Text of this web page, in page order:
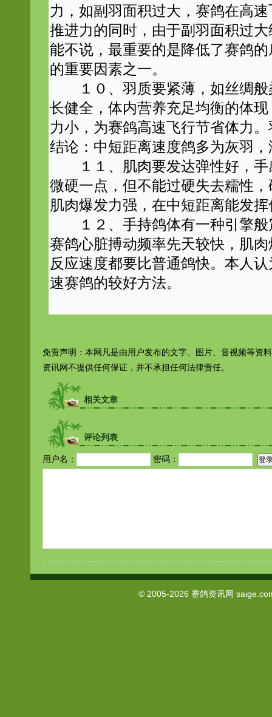
力，如副羽面积过大，赛鸽在高
推进力的同时，由于副羽面积过
能不说，最重要的是降低了赛鸽
的重要因素之一。
１０、羽质要紧薄，如丝绸般
长健全，体内营养充足均衡的体
力小，为赛鸽高速飞行节省体力
结论：中短距离速度鸽多为灰羽
１１、肌肉要发达弹性好，手
微硬一点，但不能过硬失去糯性
肌肉爆发力强，在中短距离能发
１２、手持鸽体有一种引擎般
赛鸽心脏搏动频率先天较快，肌
反应速度都要比普通鸽快。本人
速赛鸽的较好方法。
免责声明：本网凡是由用户发布的文字、图片、音视频等资
资讯网不提供任何保证，并不承担任何法律责任。
相关文章
评论列表
用户名： 密码：
© 2005-2026 赛鸽资讯网